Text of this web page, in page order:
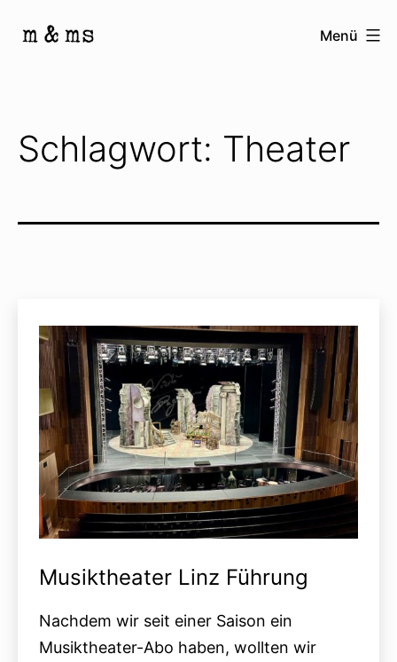
Inhalt
&
Menü
Schlagwort: Theater
Musiktheater Linz Führung
Nachdem wir seit einer Saison ein
Musiktheater-Abo haben, wollten wir